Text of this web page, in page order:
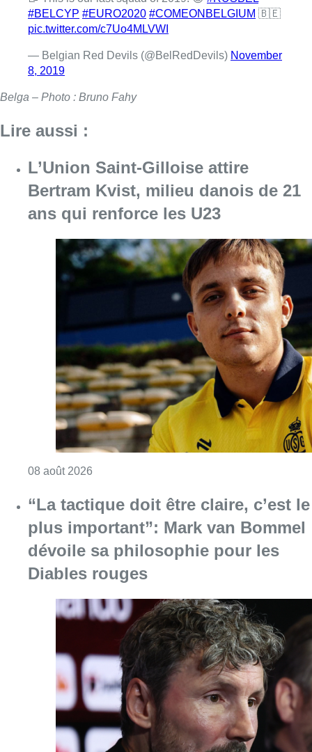
#BELCYP #EURO2020 #COMEONBELGIUM 🇧🇪
pic.twitter.com/c7Uo4MLVWI
— Belgian Red Devils (@BelRedDevils) November
8, 2019
Belga – Photo : Bruno Fahy
Lire aussi :
L’Union Saint-Gilloise attire
Bertram Kvist, milieu danois de 21
ans qui renforce les U23
08 août 2026
“La tactique doit être claire, c’est le
plus important”: Mark van Bommel
dévoile sa philosophie pour les
Diables rouges